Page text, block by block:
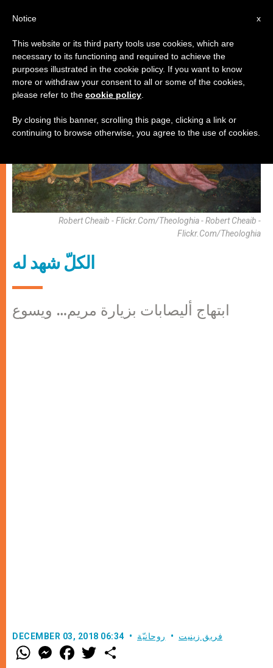
روحانيّة
Robert Cheaib - Flickr.com/theologhia - Robert Cheaib -
Flickr.com/theologhia
الكلّ شهد له
ابتهاج أليصابات بزيارة مريم… ويسوع
DECEMBER 03, 2018 06:34 فريق زينيت روحانيّة
W
h
M
e
F
a
T
w
x
Notice
This website or its third party tools use cookies, which are
necessary to its functioning and required to achieve the
purposes illustrated in the cookie policy. If you want to know
more or withdraw your consent to all or some of the cookies,
please refer to the cookie policy
By closing this banner, scrolling this page, clicking a link or
continuing to browse otherwise, you agree to the use of cookies.